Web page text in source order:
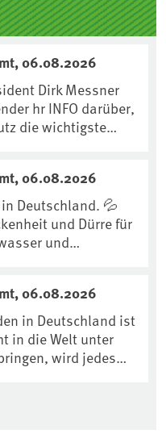
06.08.2026
Dirk Messner
hr INFO darüber,
episode/urn
06.08.2026
Deutschland. 💦
und Dürre für
und
auf diese und
Webseite:
#Trockenheit
06.08.2026
in Deutschland ist
in die Welt unter
wird jedes
Bodens, der
vorgestellt. Das UBA